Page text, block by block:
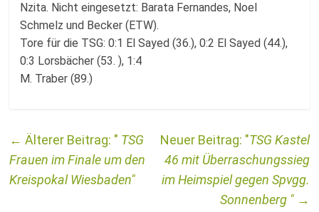
Nzita. Nicht eingesetzt: Barata Fernandes, Noel
Schmelz und Becker (ETW).
Tore für die TSG: 0:1 El Sayed (36.), 0:2 El Sayed (44.),
0:3 Lorsbächer (53. ), 1:4
M. Traber (89.)
←
TSG
Frauen im Finale um den
Kreispokal Wiesbaden
TSG Kastel
46 mit Überraschungssieg
im Heimspiel gegen Spvgg.
Sonnenberg
→